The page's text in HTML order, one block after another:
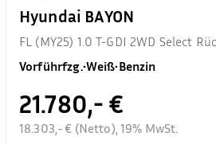
Hyundai BAYON
FL (MY25) 1.0 T-GDI 2WD Select
Vorführfzg.•Weiß•Benzin
21.780,- €
18.303,- € (Netto), 19% MwSt.